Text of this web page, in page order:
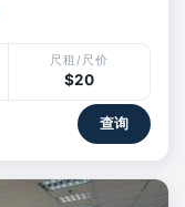
尺租/尺价
$20
查询